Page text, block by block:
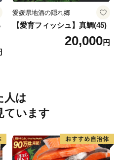
愛媛県地酒の隠れ郷
【愛育フィッシュ】真鯛(45)
20,000円
人は
ています